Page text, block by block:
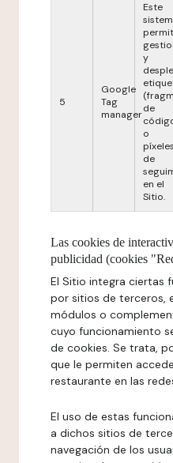
5
Google
Tag
manager
Este
y
de
o
píxeles
de
en el
Sitio.
Las cookies de
publicidad (cookies
El Sitio integra ciertas
por sitios de terceros,
módulos o
cuyo funcionamiento
de cookies. Se trata,
que le permiten
restaurante en las
El uso de estas
a dichos sitios de
navegación de los